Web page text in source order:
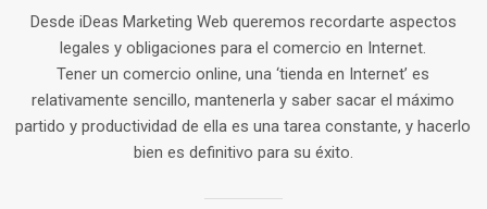
Desde iDeas Marketing Web queremos recordarte aspectos
legales y obligaciones para el comercio en Internet.
Tener un comercio online, una ‘tienda en Internet’ es
relativamente sencillo, mantenerla y saber sacar el máximo
partido y productividad de ella es una tarea constante, y hacerlo
bien es definitivo para su éxito.